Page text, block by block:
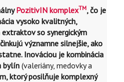
PozitivIN komplexTM, čo je
vysoko kvalitných,
so synergickým
významne silnejšie, ako
Inováciou je kombinácia
bylín (valeriány, medovky a
ktorý posilňuje komplexný